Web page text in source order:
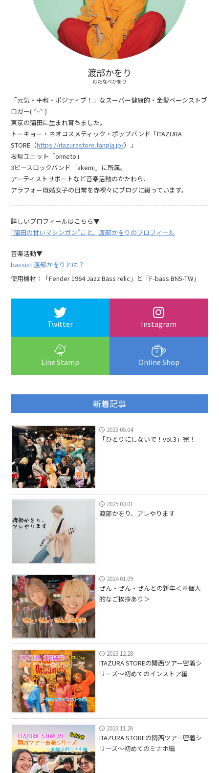
渡部かをり
わたなべかをり
「元気・平和・ポジティブ！」なスーパー健康的・金髪ベーシストブ
ロガー( ˊᵕˋ )
東京の蒲田に生まれ育ちました。
トーキョー・ネオコスメティック・ポップバンド「ITAZURA
STORE（https://itazurastore.fanpla.jp/）」
表現ユニット「onneto」
3ピースロックバンド「akemi」に所属。
アーティストサポートなど音楽活動のかたわら、
アラフォー既婚女子の日常を赤裸々にブログに綴っています。
詳しいプロフィールはこちら▼
”蒲田の甘いマシンガン”こと、渡部かをりのプロフィール
音楽活動▼
bassist 渡部かをりとは？
使用機材：「Fender 1964 Jazz Bass relic」と「F-bass BN5-TW」
Twitter Instagram
Line Stamp Online Shop
新着記事
2025.05.04
「ひとりにしないで！vol.3」完！
2025.03.01
渡部かをり、アレやります
2024.01.09
ぜん・ぜん・ぜんとの新年＜※個人
的なご挨拶あり＞
2023.12.28
ITAZURA STOREの関西ツアー密着シ
リーズ〜初めてのインストア編
2023.11.26
ITAZURA STOREの関西ツアー密着シ
リーズ〜初めてのミナホ編